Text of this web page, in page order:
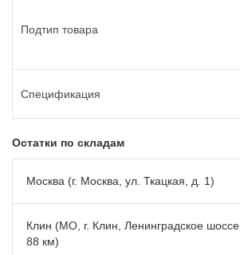
Подтип товара
Спецификация
Остатки по складам
Москва (г. Москва, ул. Ткацкая, д. 1)
Клин (МО, г. Клин, Ленинградское шоссе
88 км)